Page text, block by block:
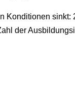
Konditionen sinkt:
der